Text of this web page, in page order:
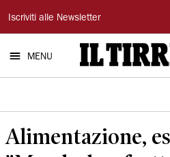
Il
Tirreno
Iscriviti alle Newsletter
MENU
Alimentazione,